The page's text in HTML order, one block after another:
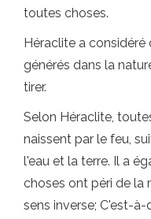
toutes choses.
Héraclite a
générés dans la
tirer.
Selon Héraclite,
naissent par le feu,
l'eau et la terre. Il a
choses ont péri de la
sens inverse; C'est-à-